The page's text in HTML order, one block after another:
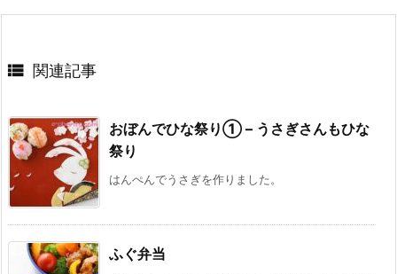
 関連記事
おぼんでひな祭り① – うさぎさんもひな
祭り
はんぺんでうさぎを作りました。
ふぐ弁当